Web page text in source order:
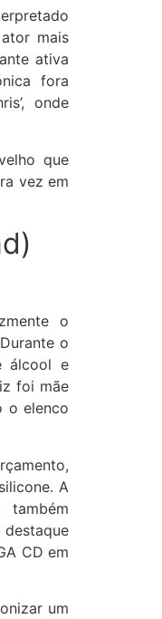
mais
ativa
fora
onde
que
vez em
o
o
álcool e
foi mãe
o elenco
A
CD em
um